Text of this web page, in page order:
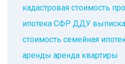
кадастровая стоимость
ипотека СФР ДДУ
стоимость семейная
аренды аренда квартиры